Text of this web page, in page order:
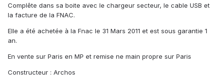
Complête dans sa boite avec le chargeur secteur, le cable USB et
la facture de la FNAC.
Elle a été achetée à la Fnac le 31 Mars 2011 et est sous garantie 1
an.
En vente sur Paris en MP et remise ne main propre sur Paris
Constructeur : Archos